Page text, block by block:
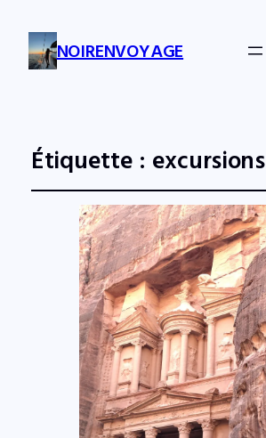
NOIRENVOYAGE
Étiquette : excursions